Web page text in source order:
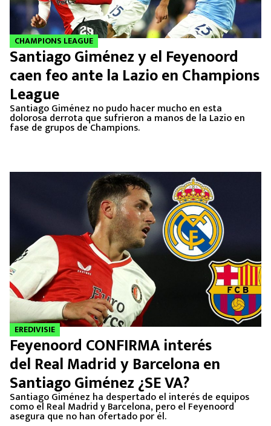
CHAMPIONS LEAGUE
Santiago Giménez y el Feyenoord
caen feo ante la Lazio en Champions
League
Santiago Giménez no pudo hacer mucho en esta
dolorosa derrota que sufrieron a manos de la Lazio en
fase de grupos de Champions.
EREDIVISIE
Feyenoord CONFIRMA interés
del Real Madrid y Barcelona en
Santiago Giménez ¿SE VA?
Santiago Giménez ha despertado el interés de equipos
como el Real Madrid y Barcelona, pero el Feyenoord
asegura que no han ofertado por él.